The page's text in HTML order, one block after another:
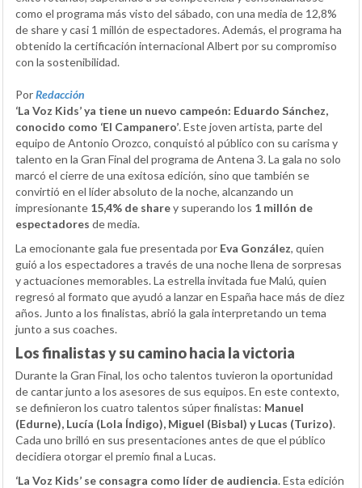
como el programa más visto del sábado, con una media de 12,8%
de share y casi 1 millón de espectadores. Además, el programa ha
obtenido la certificación internacional Albert por su compromiso
con la sostenibilidad.
PorRedacción
‘La Voz Kids’ ya tiene un nuevo campeón: Eduardo Sánchez,
conocido como ‘El Campanero’. Este joven artista, parte del
equipo de Antonio Orozco, conquistó al público con su carisma y
talento en la Gran Final del programa de Antena 3. La gala no solo
marcó el cierre de una exitosa edición, sino que también se
convirtió en el líder absoluto de la noche, alcanzando un
impresionante 15,4% de sharey superando los 1 millón de
espectadores de media.
La emocionante gala fue presentada por Eva González, quien
guió a los espectadores a través de una noche llena de sorpresas
y actuaciones memorables. La estrella invitada fue Malú, quien
regresó al formato que ayudó a lanzar en España hace más de diez
años. Junto a los finalistas, abrió la gala interpretando un tema
junto a sus coaches.
Los finalistas y su camino hacia la victoria
Durante la Gran Final, los ocho talentos tuvieron la oportunidad
de cantar junto a los asesores de sus equipos. En este contexto,
se definieron los cuatro talentos súper finalistas: Manuel
(Edurne), Lucía (Lola Índigo), Miguel (Bisbal) y Lucas (Turizo).
Cada uno brilló en sus presentaciones antes de que el público
decidiera otorgar el premio final a Lucas.
‘La Voz Kids’ se consagra como líder de audiencia. Esta edición